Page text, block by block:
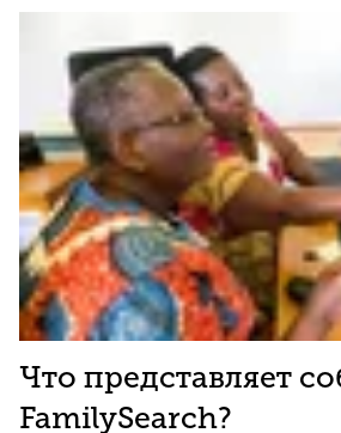
Что представляет
FamilySearch?